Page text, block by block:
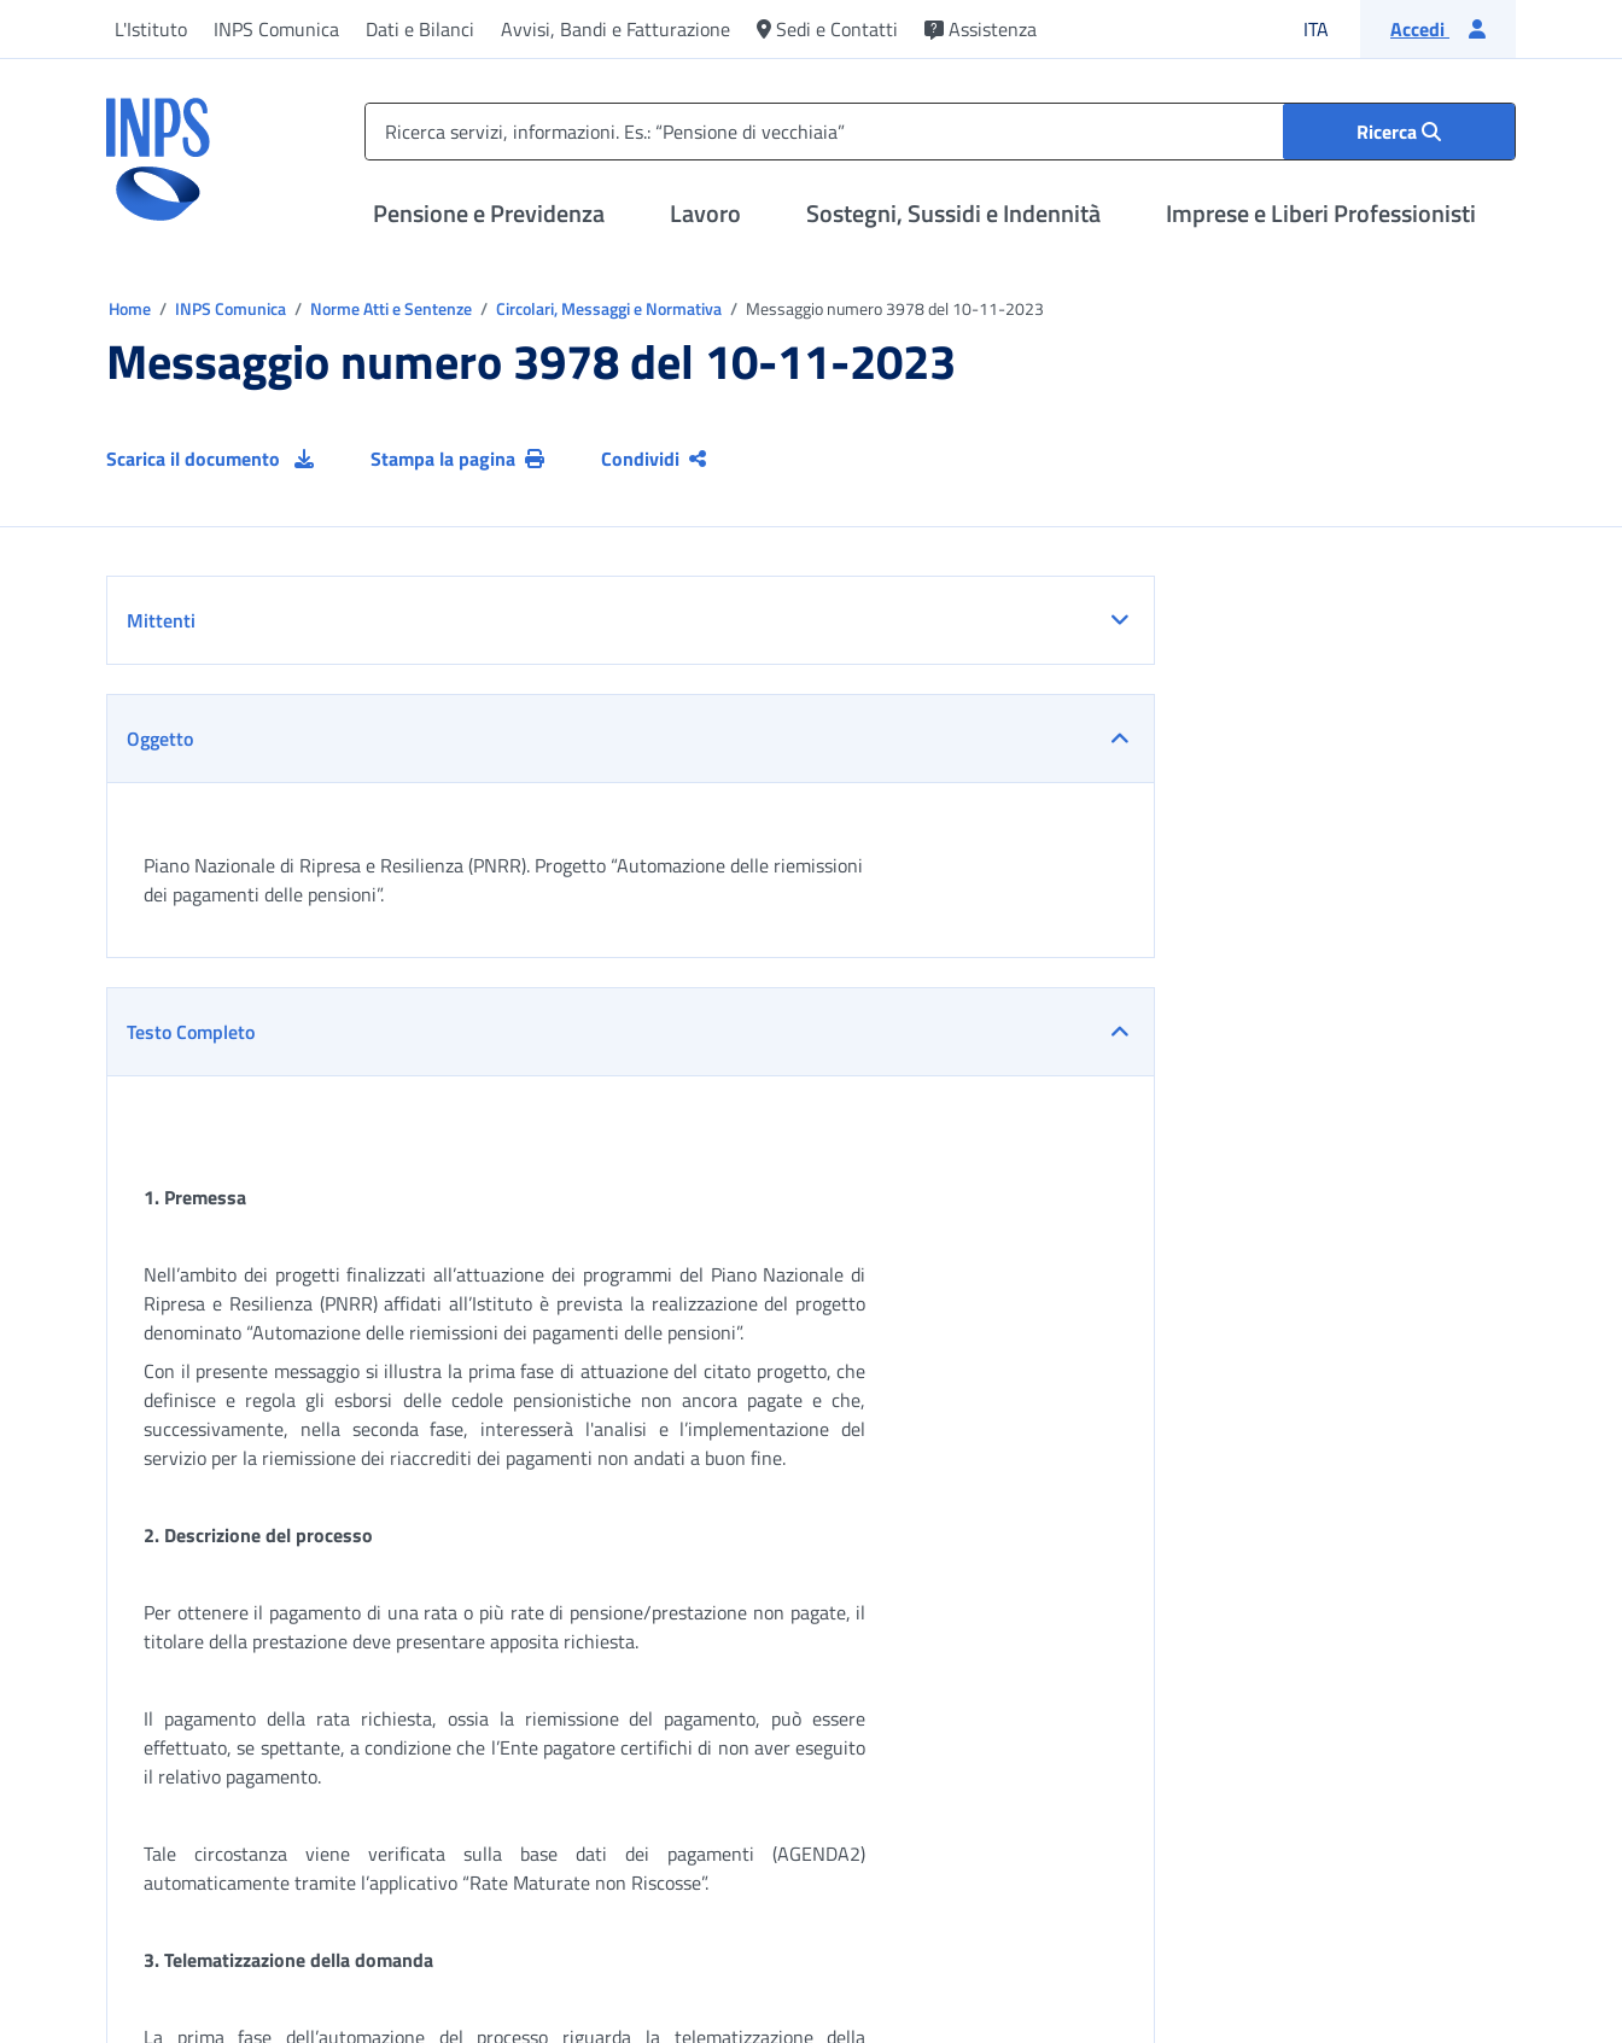
L'Istituto INPS Comunica Dati e Bilanci Avvisi, Bandi e Fatturazione Sedi e Contatti Assistenza ITA Lingua italiana
Accedi
Ricerca
Pensione e Previdenza Lavoro Sostegni, Sussidi e Indennità Imprese e Liberi Professionisti
Home INPS Comunica Norme Atti e Sentenze Circolari, Messaggi e Normativa Messaggio numero 3978 del 10-11-2023
Messaggio numero 3978 del 10-11-2023
Scarica il documento Stampa la pagina Condividi
Mittenti
Oggetto
Piano Nazionale di Ripresa e Resilienza (PNRR). Progetto “Automazione delle riemissioni
dei pagamenti delle pensioni”.
Testo Completo
1. Premessa
Nell’ambito dei progetti finalizzati all’attuazione dei programmi del Piano Nazionale di
Ripresa e Resilienza (PNRR) affidati all’Istituto è prevista la realizzazione del progetto
denominato “Automazione delle riemissioni dei pagamenti delle pensioni”.
Con il presente messaggio si illustra la prima fase di attuazione del citato progetto, che
definisce e regola gli esborsi delle cedole pensionistiche non ancora pagate e che,
successivamente, nella seconda fase, interesserà l'analisi e l’implementazione del
servizio per la riemissione dei riaccrediti dei pagamenti non andati a buon fine.
2. Descrizione del processo
Per ottenere il pagamento di una rata o più rate di pensione/prestazione non pagate, il
titolare della prestazione deve presentare apposita richiesta.
Il pagamento della rata richiesta, ossia la riemissione del pagamento, può essere
effettuato, se spettante, a condizione che l’Ente pagatore certifichi di non aver eseguito
il relativo pagamento.
Tale circostanza viene verificata sulla base dati dei pagamenti (AGENDA2)
automaticamente tramite l’applicativo “Rate Maturate non Riscosse”.
3. Telematizzazione della domanda
La prima fase dell’automazione del processo riguarda la telematizzazione della